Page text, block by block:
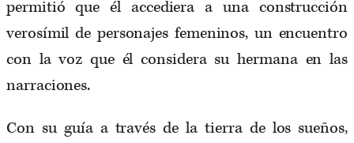
permitió que él accediera a una construcción
verosímil de personajes femeninos, un encuentro
con la voz que él considera su hermana en las
narraciones.
Con su guía a través de la tierra de los sueños,